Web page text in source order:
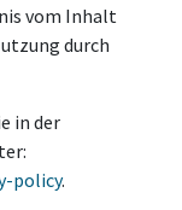
vom Inhalt
durch
in der
policy.